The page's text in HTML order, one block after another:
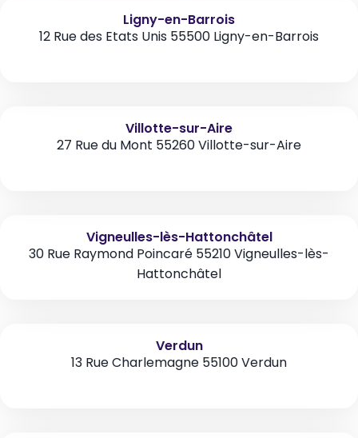
Ligny-en-Barrois
12 Rue des Etats Unis 55500 Ligny-en-Barrois
Villotte-sur-Aire
27 Rue du Mont 55260 Villotte-sur-Aire
Vigneulles-lès-Hattonchâtel
30 Rue Raymond Poincaré 55210 Vigneulles-lès-
Hattonchâtel
Verdun
13 Rue Charlemagne 55100 Verdun